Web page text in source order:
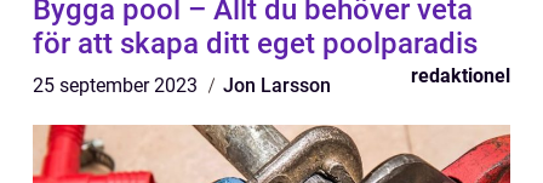
Bygga pool – Allt du behöver veta
för att skapa ditt eget poolparadis
25 september 2023 Jon Larsson redaktionel